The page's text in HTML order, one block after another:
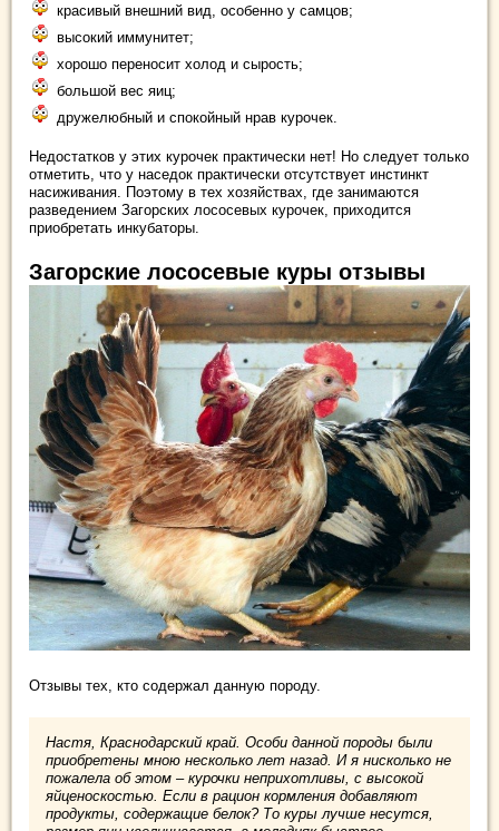
красивый внешний вид, особенно у самцов;
высокий иммунитет;
хорошо переносит холод и сырость;
большой вес яиц;
дружелюбный и спокойный нрав курочек.
Недостатков у этих курочек практически нет! Но следует только
отметить, что у наседок практически отсутствует инстинкт
насиживания. Поэтому в тех хозяйствах, где занимаются
разведением Загорских лососевых курочек, приходится
приобретать инкубаторы.
Загорские лососевые куры отзывы
Отзывы тех, кто содержал данную породу.
Настя, Краснодарский край. Особи данной породы были
приобретены мною несколько лет назад. И я нисколько не
пожалела об этом – курочки неприхотливы, с высокой
яйценоскостью. Если в рацион кормления добавляют
продукты, содержащие белок? То куры лучше несутся,